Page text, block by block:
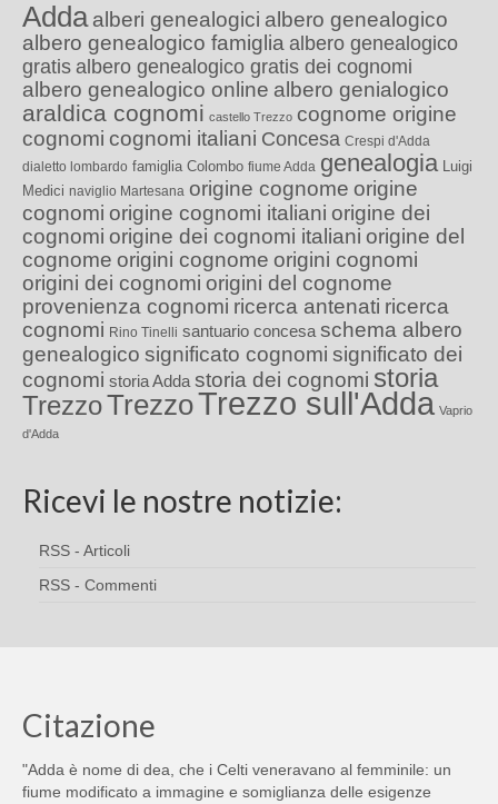
Adda alberi genealogici albero genealogico
albero genealogico famiglia albero genealogico
gratis albero genealogico gratis dei cognomi
albero genealogico online albero genialogico
araldica cognomi castello Trezzo cognome origine
cognomi cognomi italiani Concesa Crespi d'Adda
dialetto lombardo famiglia Colombo fiume Adda genealogia Luigi
Medici naviglio Martesana origine cognome origine
cognomi origine cognomi italiani origine dei
cognomi origine dei cognomi italiani origine del
cognome origini cognome origini cognomi
origini dei cognomi origini del cognome
provenienza cognomi ricerca antenati ricerca
cognomi Rino Tinelli santuario concesa schema albero
genealogico significato cognomi significato dei
cognomi storia Adda storia dei cognomi storia
TrezzoTrezzoTrezzo sull'Adda Vaprio
d'Adda
Ricevi le nostre notizie:
RSS - Articoli
RSS - Commenti
Citazione
"Adda è nome di dea, che i Celti veneravano al femminile: un
fiume modificato a immagine e somiglianza delle esigenze